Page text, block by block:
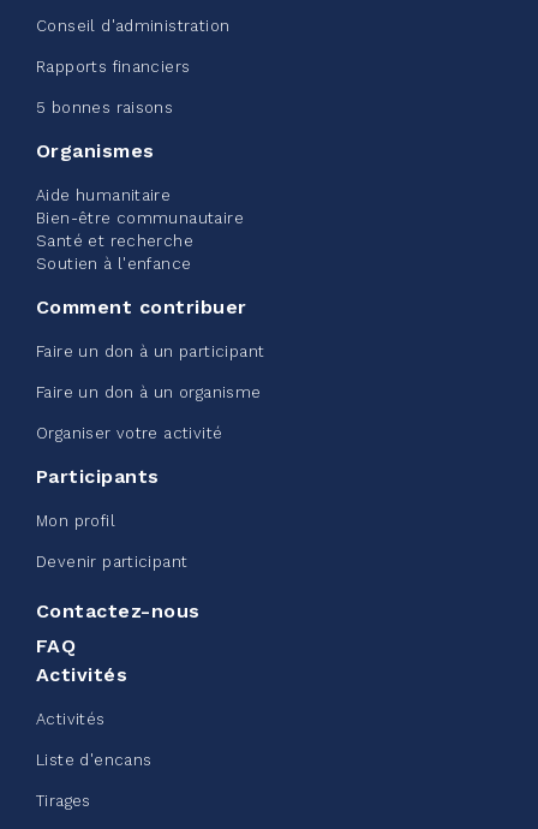
Edmonton Corporate Challenge
2026 - Extra Life
2% 20,00 $/ 1 000,00 $
123% 245,00 $
Conseil d'administration
Rapports financiers
5 bonnes raisons
Organismes
Aide humanitaire
Bien-être communautaire
Santé et recherche
Soutien à l'enfance
Comment contribuer
Faire un don à un participant
Faire un don à un organisme
Organiser votre activité
Participants
Mon profil
Devenir participant
Contactez-nous
FAQ
Activités
Activités
Liste d'encans
Tirages